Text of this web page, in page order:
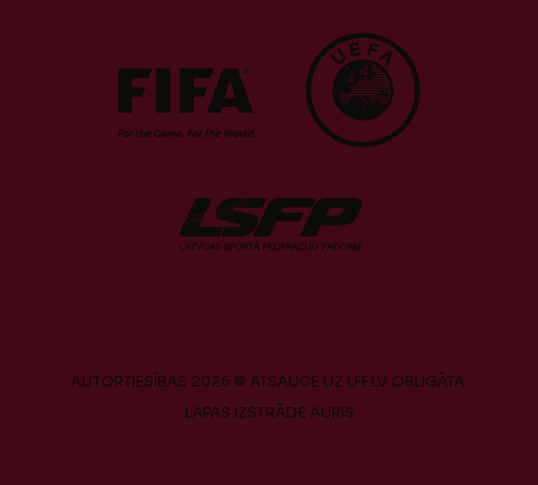
AUTORTIESĪBAS 2026 © ATSAUCE UZ LFF.LV OBLIGĀTA.
LAPAS IZSTRĀDE AURIS